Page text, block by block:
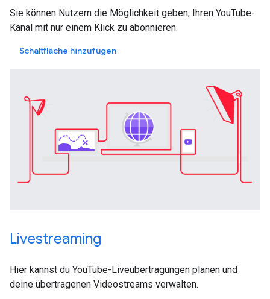
Sie können Nutzern die Möglichkeit geben, Ihren YouTube-
Kanal mit nur einem Klick zu abonnieren.
Schaltfläche hinzufügen
Livestreaming
Hier kannst du YouTube-Liveübertragungen planen und
deine übertragenen Videostreams verwalten.